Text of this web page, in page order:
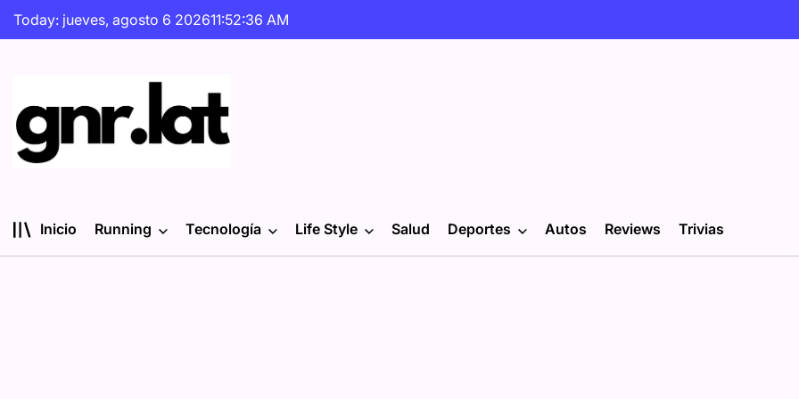
Skip
Today: jueves, agosto 6 202611:52:37 AM
Inicio Running Tecnología Life Style Salud Deportes Autos Reviews Trivias